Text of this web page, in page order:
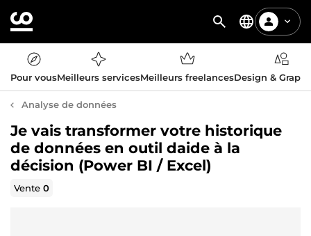
Pour vousMeilleurs servicesMeilleurs freelancesDesign &
Analyse de données
Je vais transformer votre historique
de données en outil daide à la
décision (Power BI / Excel)
Vente0